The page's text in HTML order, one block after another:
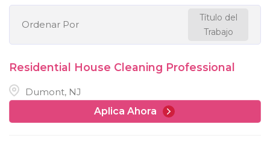
Ordenar Por
Título del
Trabajo
Residential House Cleaning Professional
Dumont, NJ
Aplica Ahora